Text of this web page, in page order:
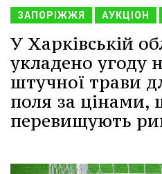
ЗАПОРІЖЖЯ АУКЦІОН
У Харківській
укладено угоду
штучної трави
поля за цінами,
перевищують